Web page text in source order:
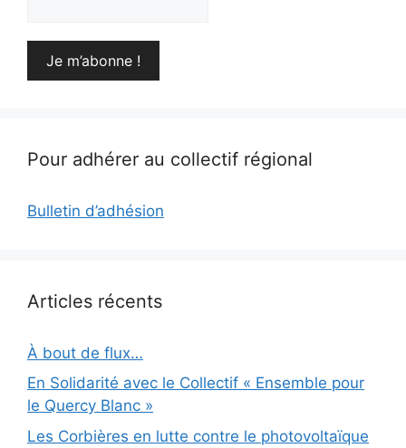
Pour adhérer au collectif régional
Bulletin d’adhésion
Articles récents
À bout de flux…
En Solidarité avec le Collectif « Ensemble pour
le Quercy Blanc »
Les Corbières en lutte contre le photovoltaïque